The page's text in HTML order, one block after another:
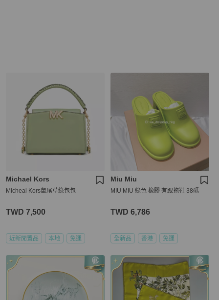
Michael Kors
Micheal Kors鼠尾草綠包包
TWD 7,500
近新閒置品 本地 免運
Miu Miu
MIU MIU 綠色 橡膠 有跟拖鞋 38碼
TWD 6,786
全新品 香港 免運